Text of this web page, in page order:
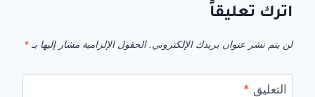
اترك تعليقاً
لن يتم نشر عنوان بريدك الإلكتروني. الحقول الإلزامية مشار إليها بـ *
التعليق *